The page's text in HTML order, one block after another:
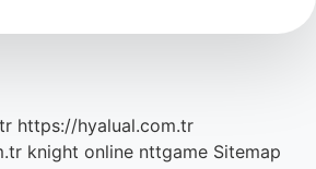
https://hyalual.com.tr
knight online nttgame Sitemap